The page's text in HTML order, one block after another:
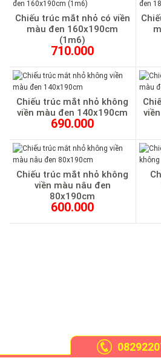
Chiếu trúc mắt nhỏ có viền
màu đen 160x190cm
(1m6)
710.000
Chiếu trúc mắt nhỏ không
viền màu đen 140x190cm
690.000
Chiếu trúc mắt nhỏ không
viền màu nâu đen
80x190cm
600.000